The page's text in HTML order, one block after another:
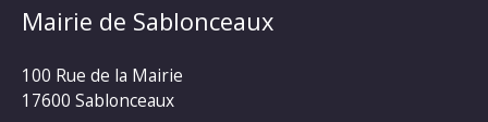
Mairie de Sablonceaux
100 Rue de la Mairie
17600 Sablonceaux